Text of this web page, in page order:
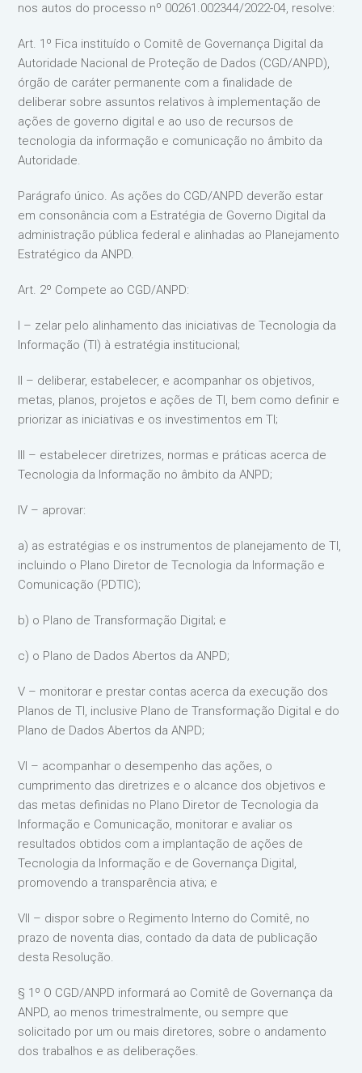
nos autos do processo nº 00261.002344/2022-04, resolve:
Art. 1º Fica instituído o Comitê de Governança Digital da
Autoridade Nacional de Proteção de Dados (CGD/ANPD),
órgão de caráter permanente com a finalidade de
deliberar sobre assuntos relativos à implementação de
ações de governo digital e ao uso de recursos de
tecnologia da informação e comunicação no âmbito da
Autoridade.
Parágrafo único. As ações do CGD/ANPD deverão estar
em consonância com a Estratégia de Governo Digital da
administração pública federal e alinhadas ao Planejamento
Estratégico da ANPD.
Art. 2º Compete ao CGD/ANPD:
I – zelar pelo alinhamento das iniciativas de Tecnologia da
Informação (TI) à estratégia institucional;
II – deliberar, estabelecer, e acompanhar os objetivos,
metas, planos, projetos e ações de TI, bem como definir e
priorizar as iniciativas e os investimentos em TI;
III – estabelecer diretrizes, normas e práticas acerca de
Tecnologia da Informação no âmbito da ANPD;
IV – aprovar:
a) as estratégias e os instrumentos de planejamento de TI,
incluindo o Plano Diretor de Tecnologia da Informação e
Comunicação (PDTIC);
b) o Plano de Transformação Digital; e
c) o Plano de Dados Abertos da ANPD;
V – monitorar e prestar contas acerca da execução dos
Planos de TI, inclusive Plano de Transformação Digital e do
Plano de Dados Abertos da ANPD;
VI – acompanhar o desempenho das ações, o
cumprimento das diretrizes e o alcance dos objetivos e
das metas definidas no Plano Diretor de Tecnologia da
Informação e Comunicação, monitorar e avaliar os
resultados obtidos com a implantação de ações de
Tecnologia da Informação e de Governança Digital,
promovendo a transparência ativa; e
VII – dispor sobre o Regimento Interno do Comitê, no
prazo de noventa dias, contado da data de publicação
desta Resolução.
§ 1º O CGD/ANPD informará ao Comitê de Governança da
ANPD, ao menos trimestralmente, ou sempre que
solicitado por um ou mais diretores, sobre o andamento
dos trabalhos e as deliberações.